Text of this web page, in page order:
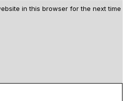
in this browser for the next time